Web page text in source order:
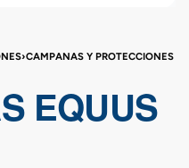
›CAMPANAS Y PROTECCIONES
EQUUS